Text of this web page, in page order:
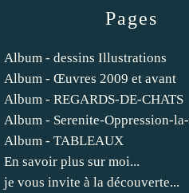
Pages
Album - dessins Illustrations
Album - Œuvres 2009 et avant
Album - REGARDS-DE-CHATS
Album - Serenite-Oppression-
Album - TABLEAUX
En savoir plus sur moi...
je vous invite à la découverte...